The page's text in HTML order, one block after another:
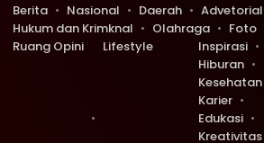
Berita Nasional Daerah
Advetorial
Hukum dan Krimknal
Olahraga Foto
Ruang Opini
Lifestyle
Inspirasi
Hiburan
Kesehatan
Karier
Edukasi
Kreativitas